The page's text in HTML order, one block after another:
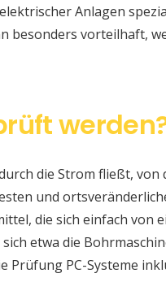
Anlagen
besonders vorteilhaft,
die Strom fließt,
und
die sich einfach von
etwa die
Prüfung PC-Systeme